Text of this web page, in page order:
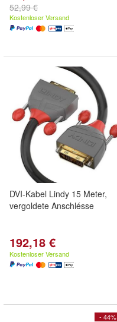
52,99 €
Kostenloser Versand
DVI-Kabel Lindy 15 Meter,
vergoldete Anschlésse
192,18 €
Kostenloser Versand
- 44%